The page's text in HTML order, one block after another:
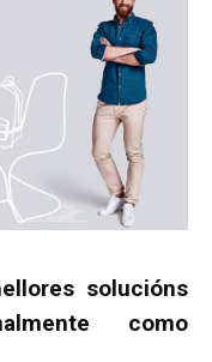
solucións
como